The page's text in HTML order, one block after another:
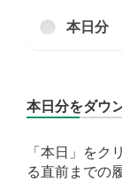
本日分
本日分をダウ
「本日」をク
る直前までの